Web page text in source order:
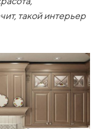
такой интерьер